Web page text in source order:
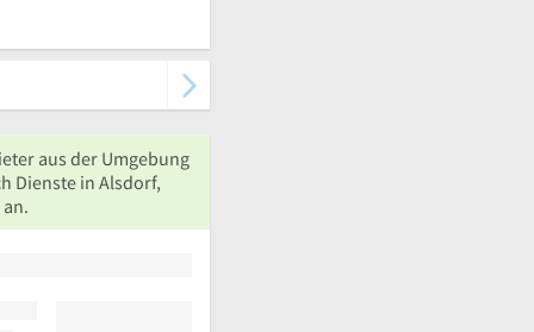
aus der Umgebung
Dienste in Alsdorf,